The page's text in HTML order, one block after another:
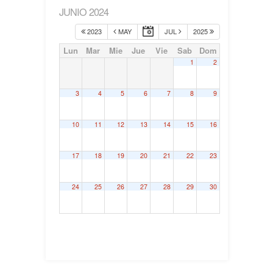
JUNIO 2024
2023 MAY JUL 2025
Lun Mar Mie Jue Vie Sab Dom
1 2
3 4 5 6 7 8 9
10 11 12 13 14 15 16
17 18 19 20 21 22 23
24 25 26 27 28 29 30